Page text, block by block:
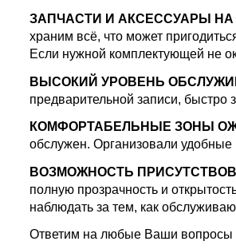
ЗАПЧАСТИ И АКСЕССУАРЫ
храним всё, что может
Если нужной комплектующей не
ВЫСОКИЙ УРОВЕНЬ
предварительной записи,
КОМФОРТАБЕЛЬНЫЕ ЗОНЫ
обслужен. Организовали
ВОЗМОЖНОСТЬ
полную прозрачность и
наблюдать за тем, как
Ответим на любые Ваши вопросы